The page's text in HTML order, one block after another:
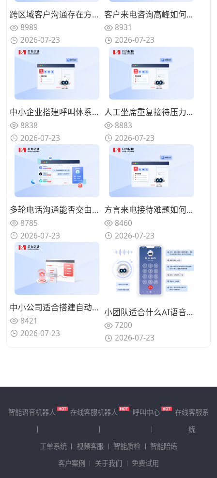
跨区域客户沟通存在方言障碍，具备方言识别的AI语音机器人怎么选择？
8989
2026-07-23
客户来电咨询高峰如何分流疏导，AI语音机器人可以承接哪些咨询业务？
8931
2026-07-23
中小企业搭建呼叫体系怎样控制投入？轻量化AI语音机器人该如何部署？
8838
2026-07-23
人工坐席重复接待压力如何缓解？AI语音机器人如何构建人机协同体系？
8883
2026-07-23
多轮电话沟通能否交由系统完成？优质AI语音机器人具备哪些特征？
8785
2026-07-23
方言来电接待难题如何解决？具备方言识别能力的AI语音机器人怎么筛选？
8460
2026-07-23
中小公司适合搭建自动化呼叫体系吗？轻量化AI语音机器人怎么落地？
8421
2026-07-23
小团队适合什么AI语音机器人？2026年小团队选用AI语音机器人需要关注哪些要点
7200
2026-07-23
智能语音机器人 在线客服机器人 呼叫中心
在线客服系
统
工单系统
视频客服 智能质检
智能陪练
客户案例
关于我们 免费试用